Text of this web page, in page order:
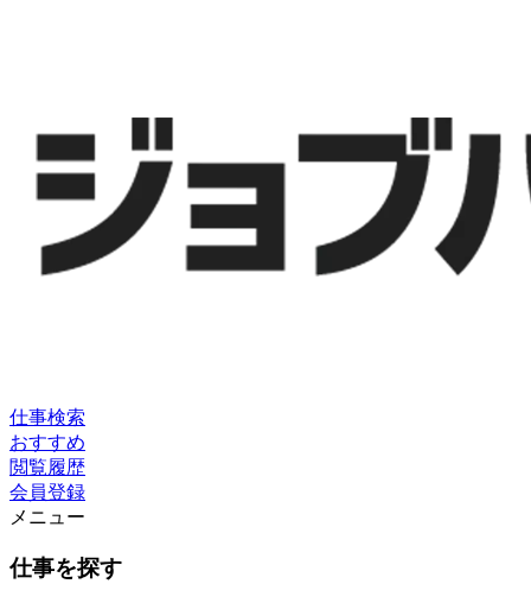
仕事検索
おすすめ
閲覧履歴
会員登録
メニュー
仕事を探す